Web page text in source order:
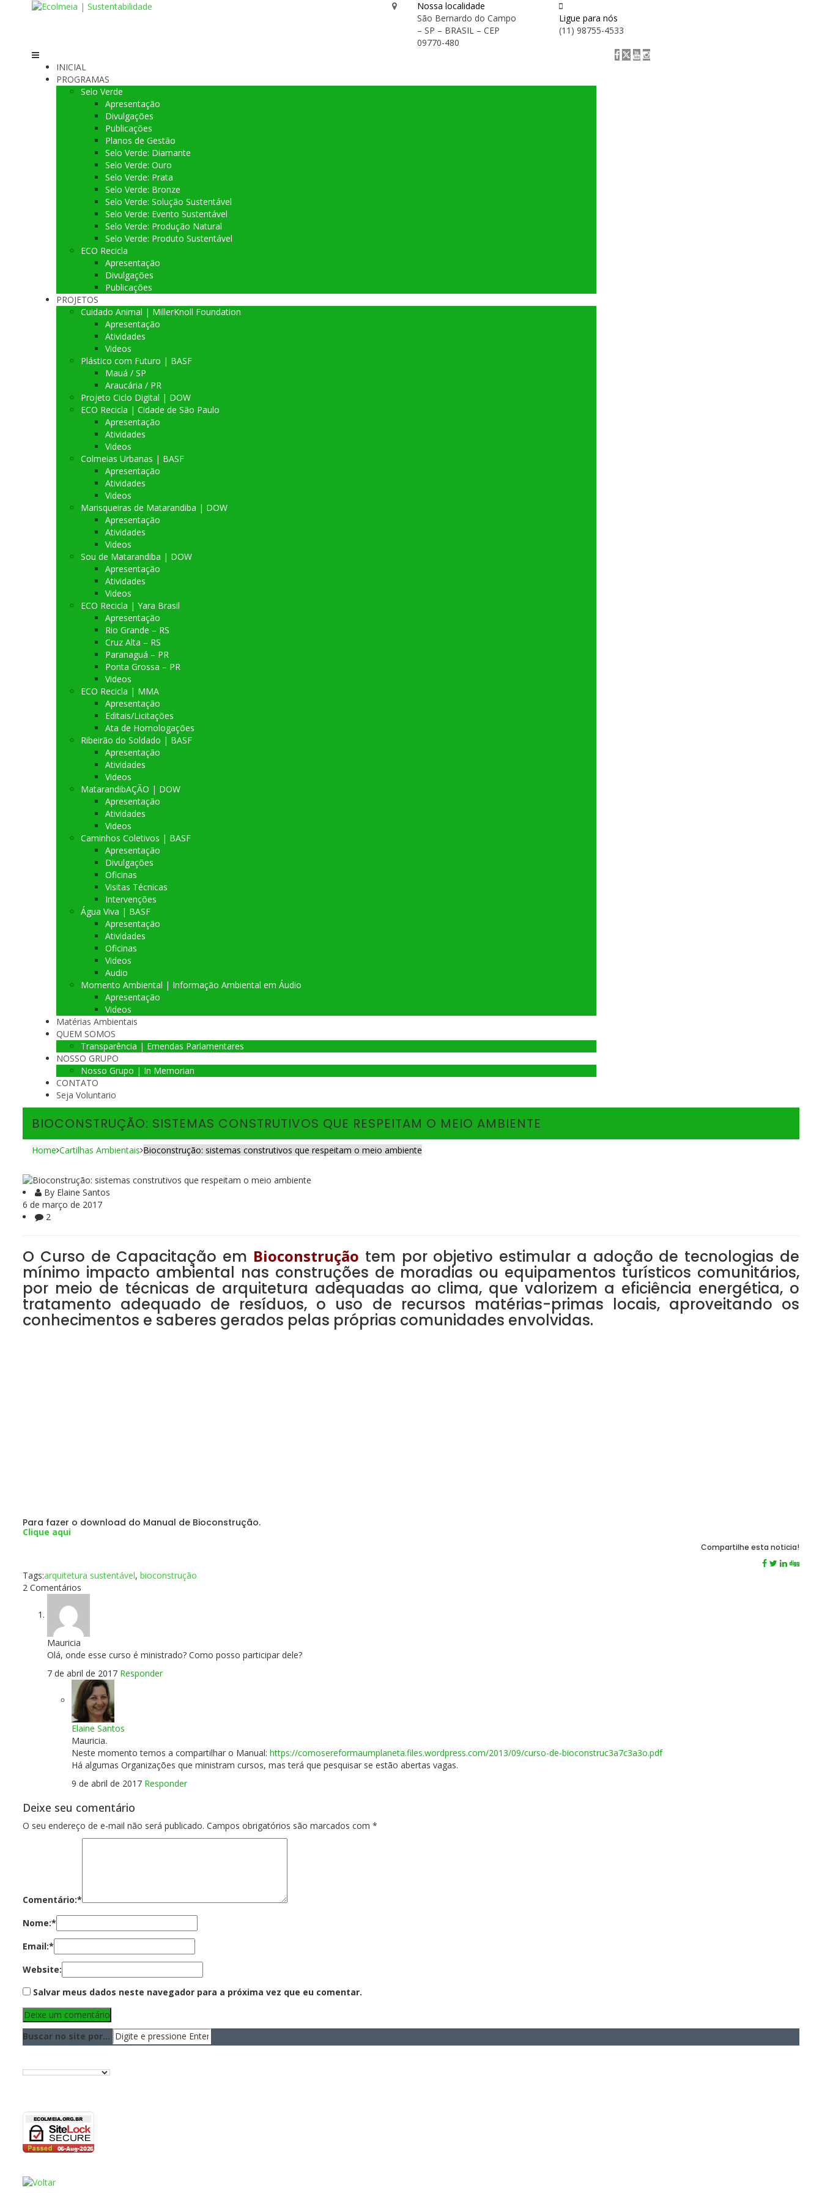
Nossa localidade
São Bernardo do Campo
– SP – BRASIL – CEP
09770-480
Ligue para nós
(11) 98755-4533
INICIAL
PROGRAMAS
Selo Verde
Apresentação
Divulgações
Publicações
Planos de Gestão
Selo Verde: Diamante
Selo Verde: Ouro
Selo Verde: Prata
Selo Verde: Bronze
Selo Verde: Solução Sustentável
Selo Verde: Evento Sustentável
Selo Verde: Produção Natural
Selo Verde: Produto Sustentável
ECO Recicla
Apresentação
Divulgações
Publicações
PROJETOS
Cuidado Animal | MillerKnoll Foundation
Apresentação
Atividades
Videos
Plástico com Futuro | BASF
Mauá / SP
Araucária / PR
Projeto Ciclo Digital | DOW
ECO Recicla | Cidade de São Paulo
Apresentação
Atividades
Videos
Colmeias Urbanas | BASF
Apresentação
Atividades
Videos
Marisqueiras de Matarandiba | DOW
Apresentação
Atividades
Videos
Sou de Matarandiba | DOW
Apresentação
Atividades
Videos
ECO Recicla | Yara Brasil
Apresentação
Rio Grande – RS
Cruz Alta – RS
Paranaguá – PR
Ponta Grossa – PR
Videos
ECO Recicla | MMA
Apresentação
Editais/Licitações
Ata de Homologações
Ribeirão do Soldado | BASF
Apresentação
Atividades
Videos
MatarandibAÇÃO | DOW
Apresentação
Atividades
Videos
Caminhos Coletivos | BASF
Apresentação
Divulgações
Oficinas
Visitas Técnicas
Intervenções
Água Viva | BASF
Apresentação
Atividades
Oficinas
Videos
Audio
Momento Ambiental | Informação Ambiental em Áudio
Apresentação
Videos
Matérias Ambientais
QUEM SOMOS
Transparência | Emendas Parlamentares
NOSSO GRUPO
Nosso Grupo | In Memorian
CONTATO
Seja Voluntario
BIOCONSTRUÇÃO: SISTEMAS CONSTRUTIVOS QUE RESPEITAM O MEIO AMBIENTE
Home Cartilhas Ambientais Bioconstrução: sistemas construtivos que respeitam o meio ambiente
By Elaine Santos
6 de março de 2017
2
O Curso de Capacitação em Bioconstrução tem por objetivo estimular a adoção de tecnologias de
mínimo impacto ambiental nas construções de moradias ou equipamentos turísticos comunitários,
por meio de técnicas de arquitetura adequadas ao clima, que valorizem a eficiência energética, o
tratamento adequado de resíduos, o uso de recursos matérias-primas locais, aproveitando os
conhecimentos e saberes gerados pelas próprias comunidades envolvidas.
Para fazer o download do Manual de Bioconstrução.
Clique aqui
Compartilhe esta noticia!
Tags:arquitetura sustentável, bioconstrução
2 Comentários
Mauricia
Olá, onde esse curso é ministrado? Como posso participar dele?
7 de abril de 2017 Responder
Elaine Santos
Mauricia.
Neste momento temos a compartilhar o Manual: https://comosereformaumplaneta.files.wordpress.com/2013/09/curso-de-bioconstruc3a7c3a3o.pdf
Há algumas Organizações que ministram cursos, mas terá que pesquisar se estão abertas vagas.
9 de abril de 2017 Responder
Deixe seu comentário
O seu endereço de e-mail não será publicado. Campos obrigatórios são marcados com *
Comentário:*
Nome:*
Email:*
Website:
Salvar meus dados neste navegador para a próxima vez que eu comentar.
Buscar no site por...